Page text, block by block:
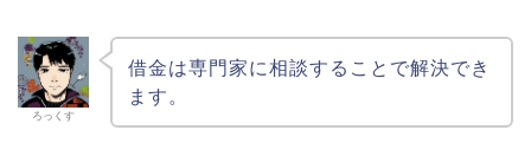
ろっくす
借金は専門家に相談することで解決でき
ます。